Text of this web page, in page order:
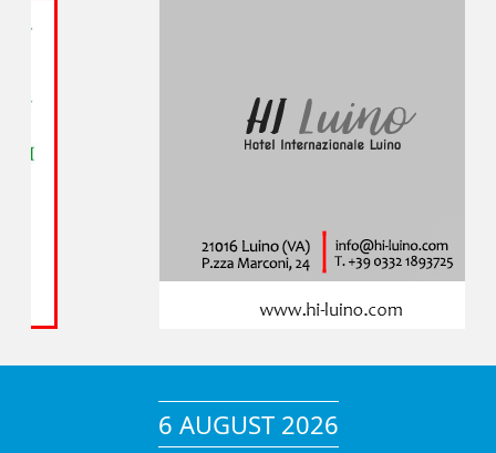
6 AUGUST 2026